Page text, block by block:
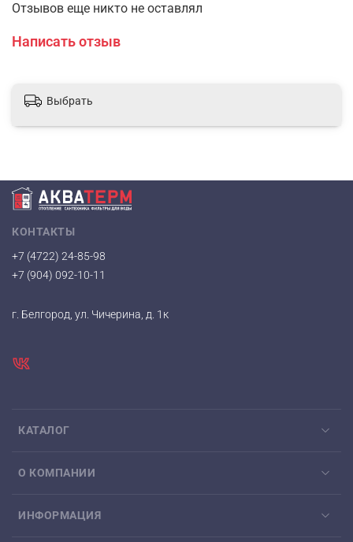
Отзывов еще никто не оставлял
Написать отзыв
Выбрать
КАТАЛОГ
О КОМПАНИИ
ИНФОРМАЦИЯ
КОНТАКТЫ
+7 (4722) 24-85-98
+7 (904) 092-10-11
г. Белгород, ул. Чичерина, д. 1к